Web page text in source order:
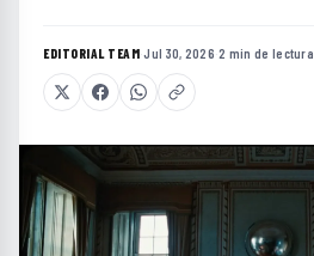
EDITORIAL TEAM·Jul 30, 2026·2 min de lectura